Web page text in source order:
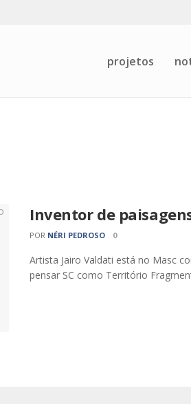
projetos
Inventor de
POR NÉRI PEDROSO 0
Artista Jairo Valdati está no Masc
pensar SC como Território